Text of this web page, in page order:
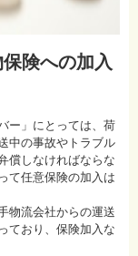
険への加入
ー」にとっては、荷
中の事故やトラブル
償しなければならな
て任意保険の加入は
物流会社からの運送
ており、保険加入な